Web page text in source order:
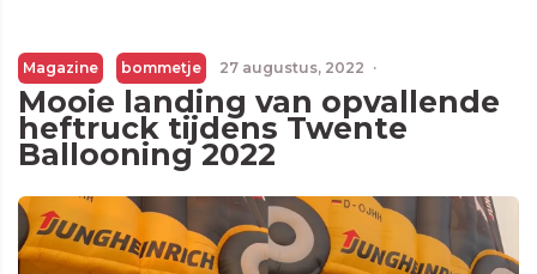
Magazine bommetje 27 augustus, 2022 ·
Mooie landing van opvallende
heftruck tijdens Twente
Ballooning 2022